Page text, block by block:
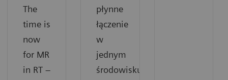
The
time is
now
for MR
in RT –
płynne
łączenie
w
jednym
środowisku